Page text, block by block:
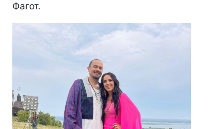
Фагот.